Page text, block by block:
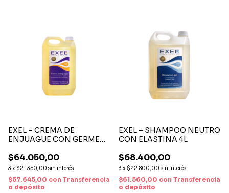
EXEL – CREMA DE
ENJUAGUE CON GERMEN
$64.050,00
3 x $21.350,00 sin interés
$57.645,00 con Transferencia
o depósito
EXEL – SHAMPOO NEUTRO
CON ELASTINA 4L
$68.400,00
3 x $22.800,00 sin interés
$61.560,00 con Transferencia
o depósito